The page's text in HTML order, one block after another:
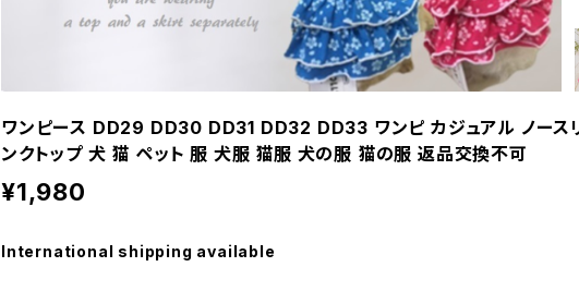
ワンピース DD29 DD30 DD31 DD32 DD33 ワンピ カジュアル ノース
ンクトップ 犬 猫 ペット 服 犬服 猫服 犬の服 猫の服 返品交換不可
¥1,980
International shipping available